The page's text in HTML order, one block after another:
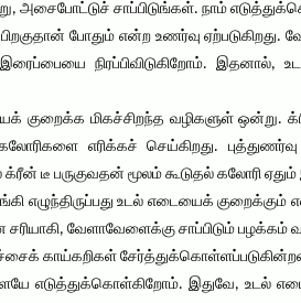
சாப்பிடுங்கள். நாம்
போதும் என்ற உணர்வு ஏற்படுகிறது.
நிரப்பிவிடுகிறோம். இதனால்,
குறைக்க மிகச்சிறந்த வழிகளுள் ஒன்று.
எரிக்கச் செய்கிறது.
க்ரீன் டீ பருகுவதன் மூலம் கூடுதல் கலோரி
எழுந்திருப்பது உடல் எடையைக் குறைக்கும்
வேளாவேளைக்கு சாப்பிடும் பழக்கம்
காய்கறிகள்
எடுத்துக்கொள்கிறோம். இதுவே, உடல் எடை